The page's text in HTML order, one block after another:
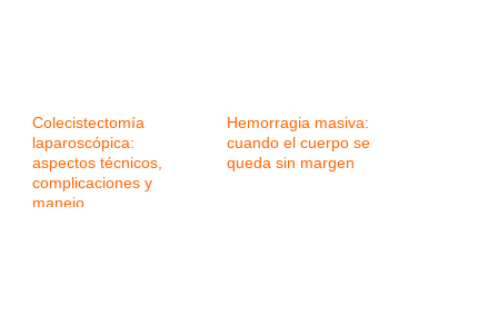
Colecistectomía
laparoscópica:
aspectos técnicos,
complicaciones y
manejo
Hemorragia masiva:
cuando el cuerpo se
queda sin margen